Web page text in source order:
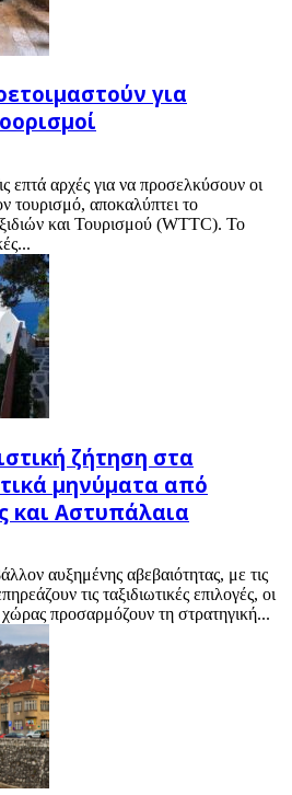
για
επτά αρχές για να προσελκύσουν οι
τουρισμό, αποκαλύπτει το
και Τουρισμού (WTTC). Το
ζήτηση στα
μηνύματα από
και Αστυπάλαια
αυξημένης αβεβαιότητας, με τις
τις ταξιδιωτικές επιλογές, οι
χώρας προσαρμόζουν τη στρατηγική...